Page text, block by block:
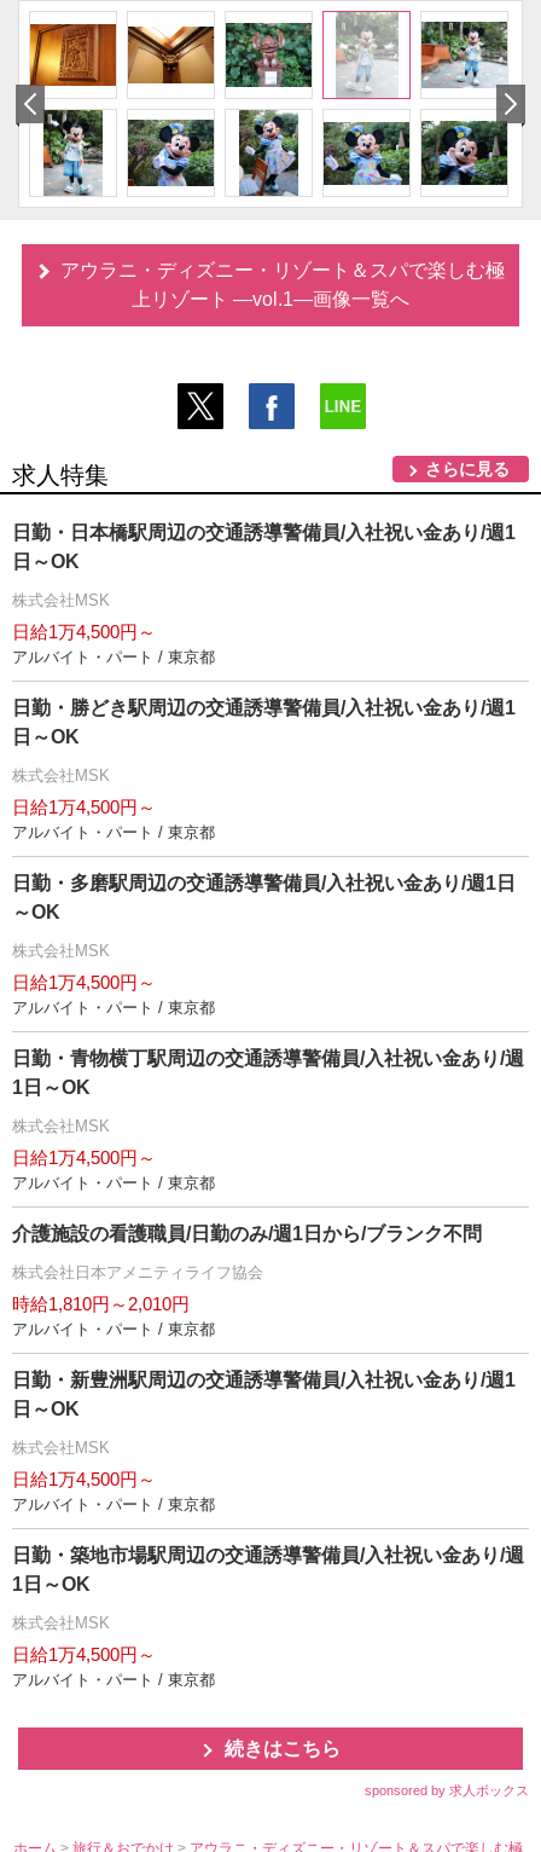
アウラニ・ディズニー・リゾート＆スパで楽しむ極
上リゾート ―vol.1―画像一覧へ
求人特集 さらに見る
日勤・日本橋駅周辺の交通誘導警備員/入社祝い金あり/週1
日～OK
株式会社MSK
日給1万4,500円～
アルバイト・パート / 東京都
日勤・勝どき駅周辺の交通誘導警備員/入社祝い金あり/週1
日～OK
株式会社MSK
日給1万4,500円～
アルバイト・パート / 東京都
日勤・多磨駅周辺の交通誘導警備員/入社祝い金あり/週1日
～OK
株式会社MSK
日給1万4,500円～
アルバイト・パート / 東京都
日勤・青物横丁駅周辺の交通誘導警備員/入社祝い金あり/週
1日～OK
株式会社MSK
日給1万4,500円～
アルバイト・パート / 東京都
介護施設の看護職員/日勤のみ/週1日から/ブランク不問
株式会社日本アメニティライフ協会
時給1,810円～2,010円
アルバイト・パート / 東京都
日勤・新豊洲駅周辺の交通誘導警備員/入社祝い金あり/週1
日～OK
株式会社MSK
日給1万4,500円～
アルバイト・パート / 東京都
日勤・築地市場駅周辺の交通誘導警備員/入社祝い金あり/週
1日～OK
株式会社MSK
日給1万4,500円～
アルバイト・パート / 東京都
続きはこちら
sponsored by 求人ボックス